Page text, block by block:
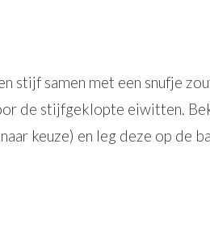
samen met een snufje
de stijfgeklopte eiwitten.
keuze) en leg deze op de